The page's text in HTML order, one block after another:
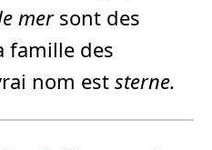
mersont des
famille des
nom est sterne.